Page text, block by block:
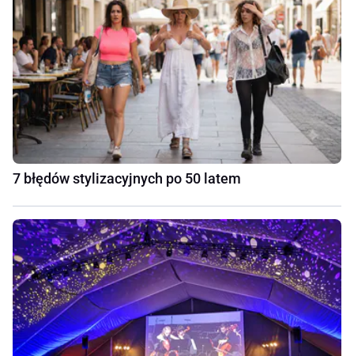
7 błędów stylizacyjnych po 50 latem